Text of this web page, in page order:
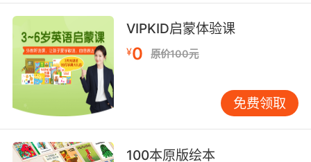
课堂魔方系统整合AR虚拟场景、AI实时反馈、
MR混合现实技术。学员可通过手势交互操控3D
单词卡片，语音识别精度达98.7%。课后生成的
学习能力图谱，可可视化呈现听说读写四项技能
的20项细分指标。 部分平台仍停留在传统直播阶
段，仅提供基础的课件共享功能。据用户体验调
研，VIPKID的课堂沉浸感指数高出同业36个百分
点，设备故障率控制在0.8%以下。其专利的注意
VIPKID启蒙体验课
¥0 原价100元
免费领取
100本原版绘本